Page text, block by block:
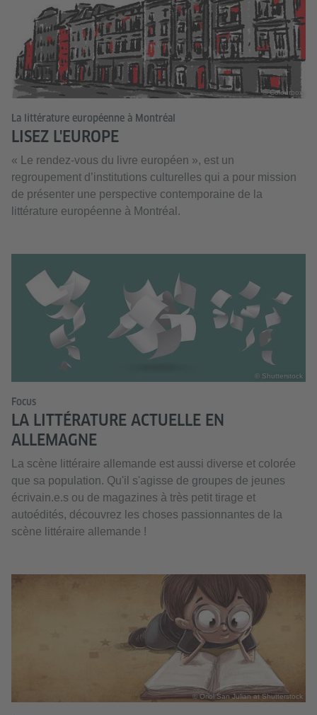
© Colourbox
La littérature européenne à Montréal
LISEZ L'EUROPE
« Le rendez-vous du livre européen », est un
regroupement d’institutions culturelles qui a pour mission
de présenter une perspective contemporaine de la
littérature européenne à Montréal.
© Shutterstock
Focus
LA LITTÉRATURE ACTUELLE EN
ALLEMAGNE
La scène littéraire allemande est aussi diverse et colorée
que sa population. Qu'il s'agisse de groupes de jeunes
écrivain.e.s ou de magazines à très petit tirage et
autoédités, découvrez les choses passionnantes de la
scène littéraire allemande !
© Oriol San Julian at Shutterstock